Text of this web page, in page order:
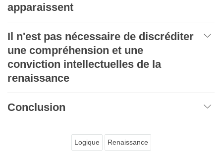
apparaissent
Il n'est pas nécessaire de discréditer
une compréhension et une
conviction intellectuelles de la
renaissance
Conclusion
Logique Renaissance